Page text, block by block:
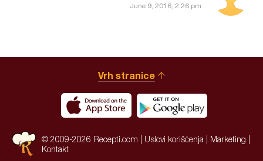
June 9, 2016, 2:26 pm
Vrh stranice
© 2009-2026 Recepti.com | Uslovi korišćenja Marketing
Kontakt